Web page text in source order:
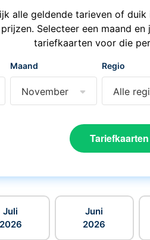
alle geldende tarieven of
prijzen. Selecteer een maand
tariefkaarten voor die
Maand
November
Regio
Alle
Juli
2026
Juni
2026